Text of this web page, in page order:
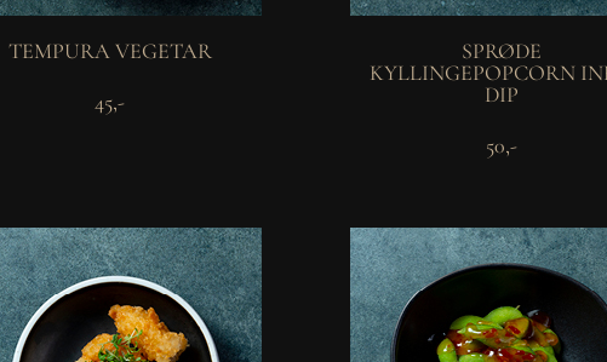
TEMPURA VEGETAR
45,-
SPRØDE
KYLLINGEPOPCORN
DIP
50,-